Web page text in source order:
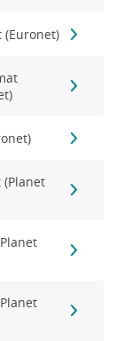
(Euronet)
(Planet